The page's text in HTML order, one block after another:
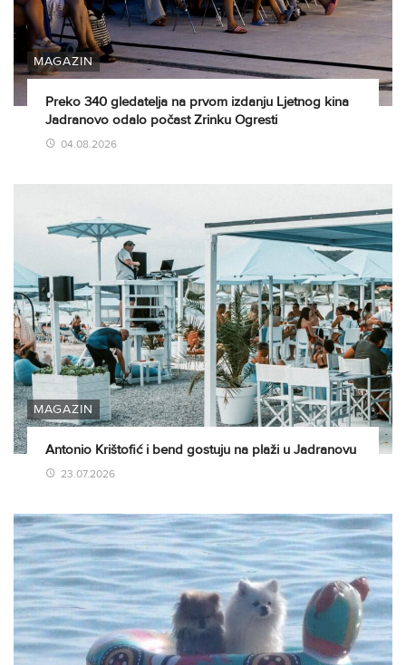
MAGAZIN
Preko 340 gledatelja na prvom izdanju Ljetnog kina
Jadranovo odalo počast Zrinku Ogresti
04.08.2026
MAGAZIN
Antonio Krištofić i bend gostuju na plaži u Jadranovu
23.07.2026